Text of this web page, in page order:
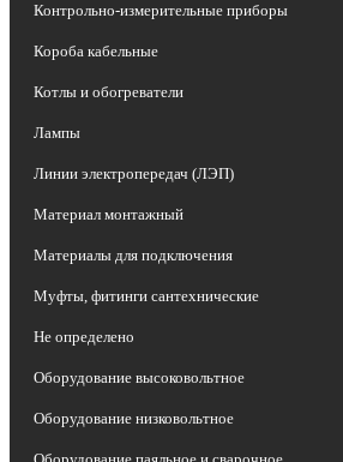
Контрольно-измерительные приборы
Короба кабельные
Котлы и обогреватели
Лампы
Линии электропередач (ЛЭП)
Материал монтажный
Материалы для подключения
Муфты, фитинги сантехнические
Не определено
Оборудование высоковольтное
Оборудование низковольтное